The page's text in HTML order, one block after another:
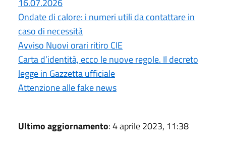
Ondate di calore: i numeri utili da contattare in
caso di necessità
Avviso Nuovi orari ritiro CIE
Carta d’identità, ecco le nuove regole. Il decreto
legge in Gazzetta ufficiale
Attenzione alle fake news
Ultimo aggiornamento: 4 aprile 2023, 11:38